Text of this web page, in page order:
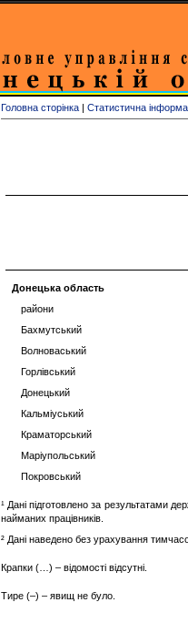
Головна сторінка | Статистична
Донецька область
райони
Бахмутський
Волноваський
Горлівський
Донецький
Кальміуський
Краматорський
Маріупольський
Покровський
¹ Дані підготовлено за результатами
найманих працівників.
² Дані наведено без урахування
Крапки (…) – відомості відсутні.
Тире (–) – явищ не було.